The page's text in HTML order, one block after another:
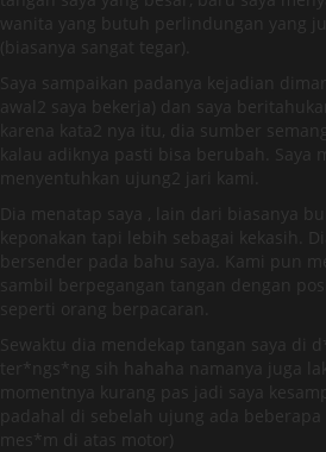
wanita yang butuh perlindungan yang
(biasanya sangat tegar).
Saya sampaikan padanya kejadian
awal2 saya bekerja) dan saya
karena kata2 nya itu, dia sumber
kalau adiknya pasti bisa berubah. Saya
menyentuhkan ujung2 jari kami.
Dia menatap saya , lain dari biasanya
keponakan tapi lebih sebagai kekasih.
bersender pada bahu saya. Kami pun
sambil berpegangan tangan dengan
seperti orang berpacaran.
Sewaktu dia mendekap tangan saya di
ter*ngs*ng sih hahaha namanya juga
momentnya kurang pas jadi saya
padahal di sebelah ujung ada beberapa
mes*m di atas motor)